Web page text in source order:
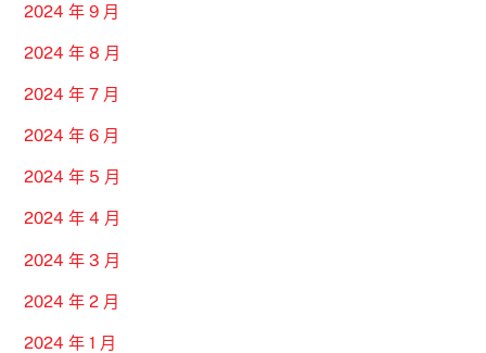
2024 年 9 月
2024 年 8 月
2024 年 7 月
2024 年 6 月
2024 年 5 月
2024 年 4 月
2024 年 3 月
2024 年 2 月
2024 年 1 月